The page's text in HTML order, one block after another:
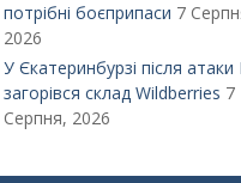
потрібні боєприпаси 7
2026
У Єкатеринбурзі після
загорівся склад Wildberries 7
Серпня, 2026